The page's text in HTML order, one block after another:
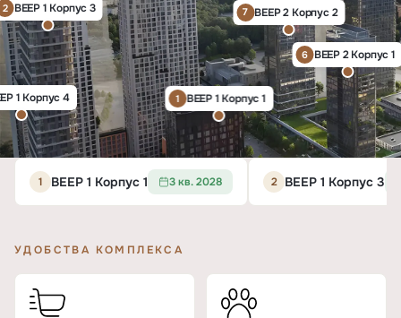
1 ВЕЕР 1 Корпус 1
2 ВЕЕР 1 Корпус 3
1 Корпус 4
6 ВЕЕР 2 Корпус 1
7 ВЕЕР 2 Корпус 2
1 ВЕЕР 1 Корпус 1 3 кв. 2028 2 ВЕЕР 1 Корпус 3
УДОБСТВА КОМПЛЕКСА